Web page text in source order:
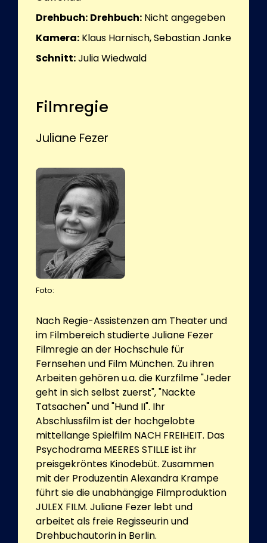
Drehbuch: Drehbuch: Nicht angegeben
Kamera: Klaus Harnisch, Sebastian Janke
Schnitt:Julia Wiedwald
Filmregie
Juliane Fezer
Foto:
Nach Regie-Assistenzen am Theater und
im Filmbereich studierte Juliane Fezer
Filmregie an der Hochschule für
Fernsehen und Film München. Zu ihren
Arbeiten gehören u.a. die Kurzfilme "Jeder
geht in sich selbst zuerst", "Nackte
Tatsachen" und "Hund II". Ihr
Abschlussfilm ist der hochgelobte
mittellange Spielfilm NACH FREIHEIT. Das
Psychodrama MEERES STILLE ist ihr
preisgekröntes Kinodebüt. Zusammen
mit der Produzentin Alexandra Krampe
führt sie die unabhängige Filmproduktion
JULEX FILM. Juliane Fezer lebt und
arbeitet als freie Regisseurin und
Drehbuchautorin in Berlin.